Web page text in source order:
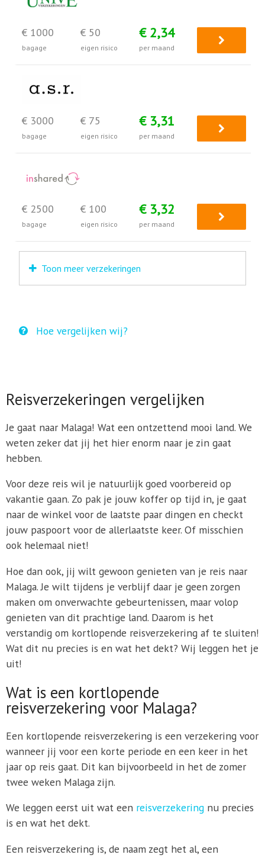
€ 1000
bagage
€ 50
eigen risico
€ 2,34
per maand
€ 3000
bagage
€ 75
eigen risico
€ 3,31
per maand
€ 2500
bagage
€ 100
eigen risico
€ 3,32
per maand
Toon meer verzekeringen
Hoe vergelijken wij?
Reisverzekeringen vergelijken
Je gaat naar Malaga! Wat een ontzettend mooi land. We
weten zeker dat jij het hier enorm naar je zin gaat
hebben.
Voor deze reis wil je natuurlijk goed voorbereid op
vakantie gaan. Zo pak je jouw koffer op tijd in, je gaat
naar de winkel voor de laatste paar dingen en checkt
jouw paspoort voor de allerlaatste keer. Of misschien
ook helemaal niet!
Hoe dan ook, jij wilt gewoon genieten van je reis naar
Malaga. Je wilt tijdens je verblijf daar je geen zorgen
maken om onverwachte gebeurtenissen, maar volop
genieten van dit prachtige land. Daarom is het
verstandig om kortlopende reisverzekering af te sluiten!
Wat dit nu precies is en wat het dekt? Wij leggen het je
uit!
Wat is een kortlopende
reisverzekering voor Malaga?
Een kortlopende reisverzekering is een verzekering voor
wanneer jij voor een korte periode en een keer in het
jaar op reis gaat. Dit kan bijvoorbeeld in het de zomer
twee weken Malaga zijn.
We leggen eerst uit wat een reisverzekeringnu precies
is en wat het dekt.
Een reisverzekering is, de naam zegt het al, een